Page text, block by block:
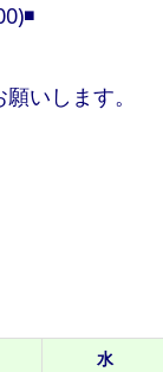
いします。
水